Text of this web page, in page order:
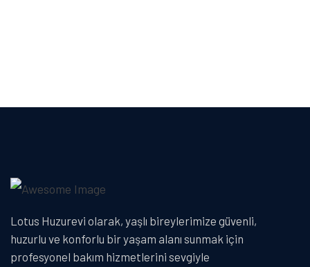
Lotus Huzurevi olarak, yaşlı bireylerimize güvenli,
huzurlu ve konforlu bir yaşam alanı sunmak için
profesyonel bakım hizmetlerini sevgiyle